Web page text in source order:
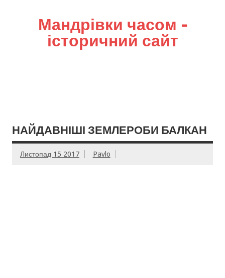
Мандрівки часом –
історичний сайт
НАЙДАВНІШІ ЗЕМЛЕРОБИ БАЛКАН
Листопад 15 2017 Pavlo